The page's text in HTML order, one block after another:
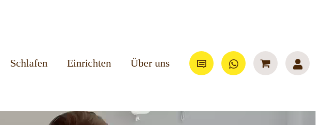
Schlafen Einrichten Über uns